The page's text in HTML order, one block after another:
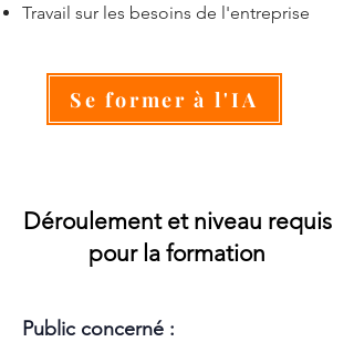
Travail sur les besoins de l'entreprise
Se former à l'IA
Déroulement et niveau requis
pour la formation
Public concerné :